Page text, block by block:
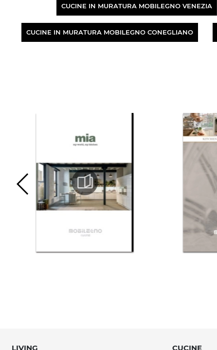
CUCINE IN MURATURA MOBILEGNO VENEZIA
CUCINE IN MURATURA MOBILEGNO CONEGLIANO
LIVING CUCINE